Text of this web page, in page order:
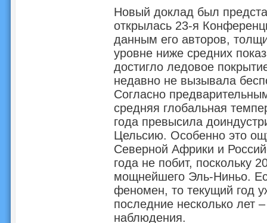
Новый доклад был
открылась 23-я
данным его авторов,
уровне ниже средних
достигло ледовое
недавно не вызывала
Согласно
средняя глобальная
года превысила
Цельсию. Особенно это
Северной Африки и
года не побит, поскольку
мощнейшего Эль-Ниньо.
феномен, то текущий год
последние несколько лет
наблюдения.